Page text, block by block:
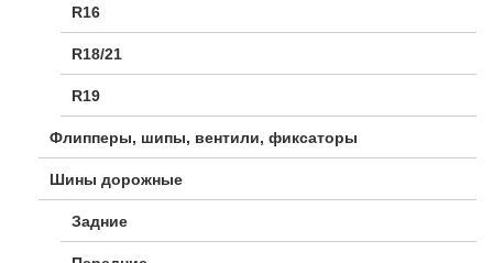
R16
R18/21
R19
Флипперы, шипы, вентили, фиксаторы
Шины дорожные
Задние